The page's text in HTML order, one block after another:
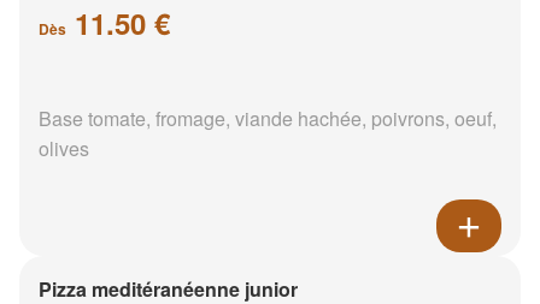
Dès 11.50 €
Base tomate, fromage, viande hachée, poivrons, oeuf,
olives
Pizza meditéranéenne junior